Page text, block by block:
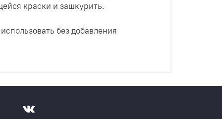
краски и зашкурить.
без добавления